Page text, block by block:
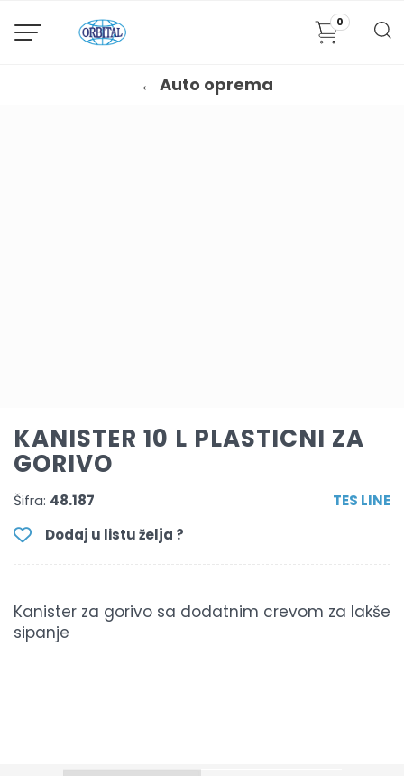
0
← Auto oprema
KANISTER 10 L PLASTICNI ZA
GORIVO
Šifra: 48.187
Dodaj u listu želja ?
TES LINE
Kanister za gorivo sa dodatnim crevom za lakše
sipanje